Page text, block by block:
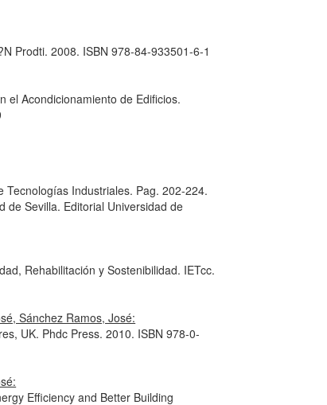
Prodti. 2008. ISBN 978-84-933501-6-1
el Acondicionamiento de Edificios.
Industriales. Pag. 202-224.
de Sevilla. Editorial Universidad de
Rehabilitación y Sostenibilidad. IETcc.
Sánchez Ramos, José:
UK. Phdc Press. 2010. ISBN 978-0-
Efficiency and Better Building